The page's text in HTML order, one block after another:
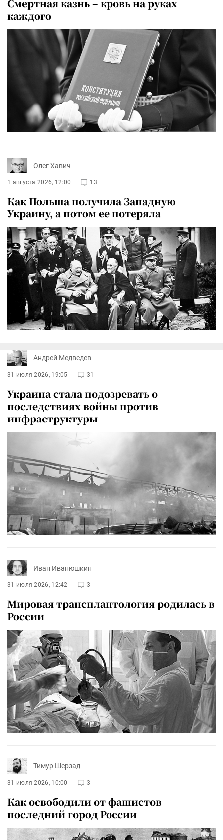
Смертная казнь – кровь на руках
каждого
Олег Хавич
1 августа 2026, 12:00 13
Как Польша получила Западную
Украину, а потом ее потеряла
Андрей Медведев
31 июля 2026, 19:05 31
Украина стала подозревать о
последствиях войны против
инфраструктуры
Иван Иванюшкин
31 июля 2026, 12:42 3
Мировая трансплантология родилась в
России
Тимур Шерзад
31 июля 2026, 10:00 3
Как освободили от фашистов
последний город России